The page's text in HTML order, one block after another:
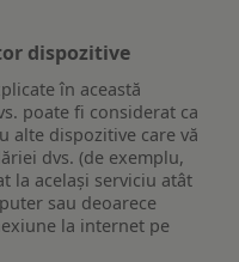
dispozitive
în această
poate fi considerat ca
alte dispozitive care vă
dvs. (de exemplu,
la același serviciu atât
sau deoarece
la internet pe